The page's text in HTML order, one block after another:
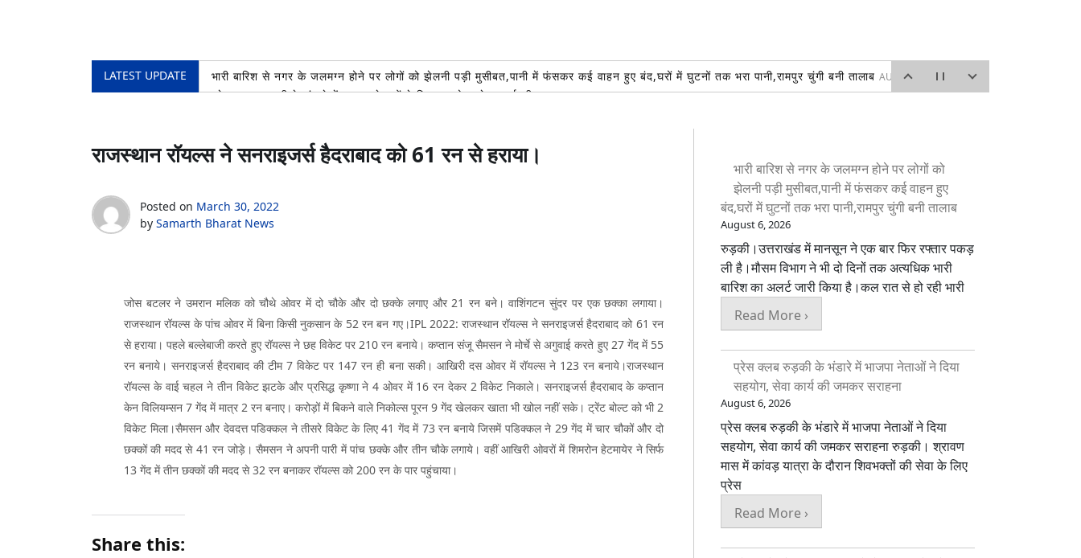
LATEST UPDATE भारी बारिश से नगर के जलमग्न होने पर लोगों को झेलनी पड़ी मुसीबत,पानी में फंसकर कई वाहन हुए बंद,घरों में घुटनों तक भरा पानी,रामपुर चुंगी बनी तालाब AUGUST 6, 2026
प्रेस क्लब रुड़की के भंडारे में भाजपा नेताओं ने दिया सहयोग, सेवा कार्य की जमकर सराहनाAUGUST 6, 2026
शिव भक्तों की सेवा करना बड़ा ही पुण्य कार्य:रोटे अल्का मित्तल शिव की भक्ति में लीन हुआ रोटरी क्लब,कावड़ियों का स्वागत
प्रथम नेशनल मास्टर्स शूटिंग बॉल चैंपियनशिप के लिए 50 प्लस पुरुष वर्ग का चयन ट्रायल 14 अगस्त को
राजस्थान रॉयल्स ने सनराइजर्स हैदराबाद को 61 रन से हराया।
Posted on March 30, 2022
by Samarth Bharat News
जोस बटलर ने उमरान मलिक को चौथे ओवर में दो चौके और दो छक्के लगाए और 21 रन बने। वाशिंगटन सुंदर पर एक छक्का लगाया।
राजस्थान रॉयल्स के पांच ओवर में बिना किसी नुकसान के 52 रन बन गए।IPL 2022: राजस्थान रॉयल्स ने सनराइजर्स हैदराबाद को 61 रन
से हराया। पहले बल्लेबाजी करते हुए रॉयल्स ने छह विकेट पर 210 रन बनाये। कप्तान संजू सैमसन ने मोर्चे से अगुवाई करते हुए 27 गेंद में 55
रन बनाये। सनराइजर्स हैदराबाद की टीम 7 विकेट पर 147 रन ही बना सकी। आखिरी दस ओवर में रॉयल्स ने 123 रन बनाये।राजस्थान
रॉयल्स के वाई चहल ने तीन विकेट झटके और प्रसिद्ध कृष्णा ने 4 ओवर में 16 रन देकर 2 विकेट निकाले। सनराइजर्स हैदराबाद के कप्तान
केन विलियम्सन 7 गेंद में मात्र 2 रन बनाए। करोड़ों में बिकने वाले निकोल्स पूरन 9 गेंद खेलकर खाता भी खोल नहीं सके। ट्रेंट बोल्ट को भी 2
विकेट मिला।सैमसन और देवदत्त पडिक्कल ने तीसरे विकेट के लिए 41 गेंद में 73 रन बनाये जिसमें पडिक्कल ने 29 गेंद में चार चौकों और दो
छक्कों की मदद से 41 रन जोड़े। सैमसन ने अपनी पारी में पांच छक्के और तीन चौके लगाये। वहीं आखिरी ओवरों में शिमरोन हेटमायेर ने सिर्फ
13 गेंद में तीन छक्कों की मदद से 32 रन बनाकर रॉयल्स को 200 रन के पार पहुंचाया।
Share this:
भारी बारिश से नगर के जलमग्न होने पर लोगों को
झेलनी पड़ी मुसीबत,पानी में फंसकर कई वाहन हुए
बंद,घरों में घुटनों तक भरा पानी,रामपुर चुंगी बनी तालाब
August 6, 2026
रुड़की।उत्तराखंड में मानसून ने एक बार फिर रफ्तार पकड़
ली है।मौसम विभाग ने भी दो दिनों तक अत्यधिक भारी
बारिश का अलर्ट जारी किया है।कल रात से हो रही भारी
Read More ›
प्रेस क्लब रुड़की के भंडारे में भाजपा नेताओं ने दिया
सहयोग, सेवा कार्य की जमकर सराहना
August 6, 2026
प्रेस क्लब रुड़की के भंडारे में भाजपा नेताओं ने दिया
सहयोग, सेवा कार्य की जमकर सराहना रुड़की। श्रावण
मास में कांवड़ यात्रा के दौरान शिवभक्तों की सेवा के लिए
प्रेस
Read More ›